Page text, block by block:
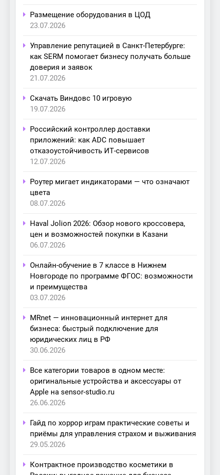
Размещение оборудования в ЦОД
23.07.2026
Управление репутацией в Санкт-Петербурге:
как SERM помогает бизнесу получать больше
доверия и заявок
21.07.2026
Скачать Виндовс 10 игровую
19.07.2026
Российский контроллер доставки
приложений: как ADC повышает
отказоустойчивость ИТ-сервисов
12.07.2026
Роутер мигает индикаторами — что означают
цвета
08.07.2026
Haval Jolion 2026: Обзор нового кроссовера,
цен и возможностей покупки в Казани
06.07.2026
Онлайн-обучение в 7 классе в Нижнем
Новгороде по программе ФГОС: возможности
и преимущества
03.07.2026
MRnet — инновационный интернет для
бизнеса: быстрый подключение для
юридических лиц в РФ
30.06.2026
Все категории товаров в одном месте:
оригинальные устройства и аксессуары от
Apple на sensor-studio.ru
26.06.2026
Гайд по хоррор играм практические советы и
приёмы для управления страхом и выживания
29.05.2026
Контрактное производство косметики в